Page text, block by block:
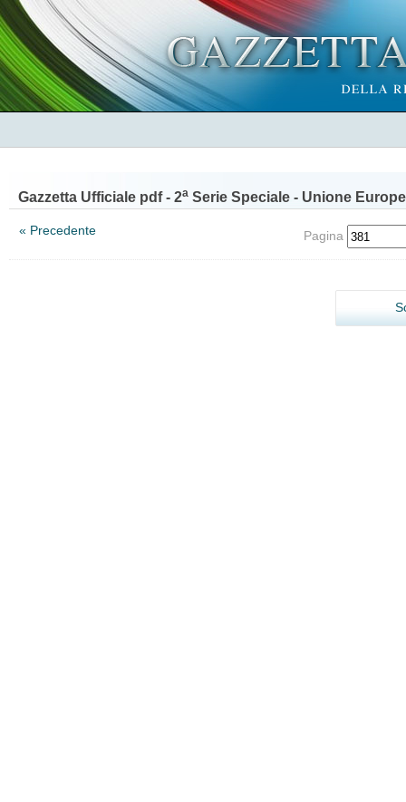
Gazzetta Ufficiale pdf - 2a Serie Speciale - Unione
« Precedente Pagina